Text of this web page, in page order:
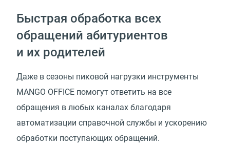
Быстрая обработка всех
обращений абитуриентов
и их родителей
Даже в сезоны пиковой нагрузки инструменты
MANGO OFFICE помогут ответить на все
обращения в любых каналах благодаря
автоматизации справочной службы и ускорению
обработки поступающих обращений.